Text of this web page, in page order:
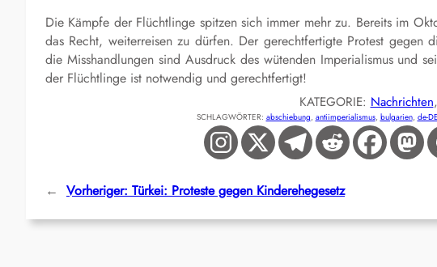
Die Kämpfe der Flüchtlinge spitzen sich immer mehr zu. Bereits im
das Recht, weiterreisen zu dürfen. Der gerechtfertigte Protest gegen
die Misshandlungen sind Ausdruck des wütenden Imperialismus und
der Flüchtlinge ist notwendig und gerechtfertigt!
KATEGORIE: Nachrichten,
SCHLAGWÖRTER: abschiebung, antiimperialismus, bulgarien, de-DE
← Vorheriger: Türkei: Proteste gegen Kinderehegesetz